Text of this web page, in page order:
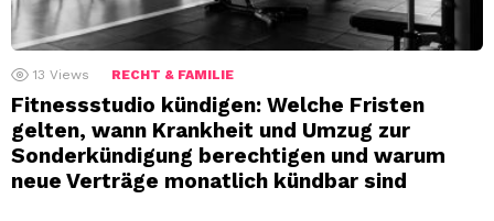
13 Views RECHT & FAMILIE
Fitnessstudio kündigen: Welche Fristen
gelten, wann Krankheit und Umzug zur
Sonderkündigung berechtigen und warum
neue Verträge monatlich kündbar sind